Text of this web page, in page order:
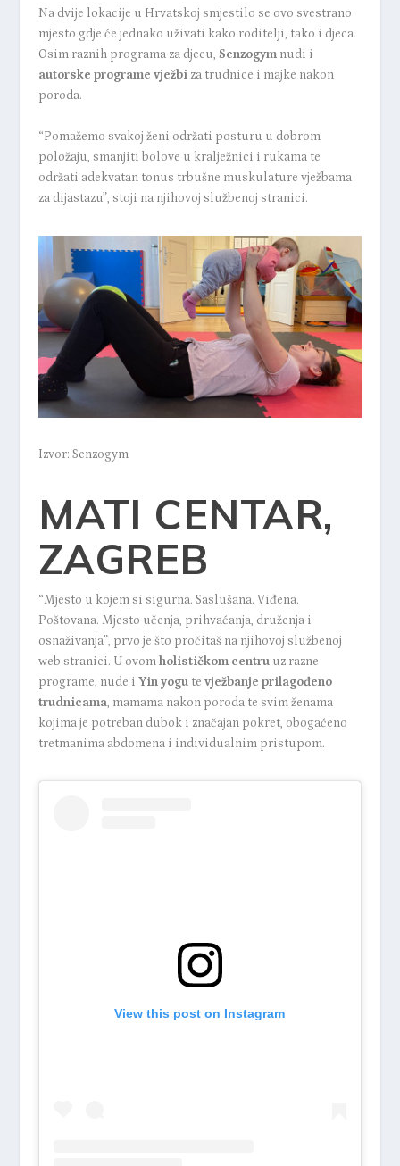
Na dvije lokacije u Hrvatskoj smjestilo se ovo svestrano
mjesto gdje će jednako uživati kako roditelji, tako i djeca.
Osim raznih programa za djecu, Senzogymnudi i
autorske programe vježbiza trudnice i majke nakon
poroda.
“Pomažemo svakoj ženi održati posturu u dobrom
položaju, smanjiti bolove u kralježnici i rukama te
održati adekvatan tonus trbušne muskulature vježbama
za dijastazu”, stoji na njihovoj službenoj stranici.
Izvor: Senzogym
MATI CENTAR,
ZAGREB
“Mjesto u kojem si sigurna. Saslušana. Viđena.
Poštovana. Mjesto učenja, prihvaćanja, druženja i
osnaživanja”, prvo je što pročitaš na njihovoj službenoj
web stranici. U ovomholističkom centruuz razne
programe, nude i Yin yogute vježbanje prilagođeno
trudnicama, mamama nakon poroda te svim ženama
kojima je potreban dubok i značajan pokret, obogaćeno
tretmanima abdomena i individualnim pristupom.
View this post on Instagram